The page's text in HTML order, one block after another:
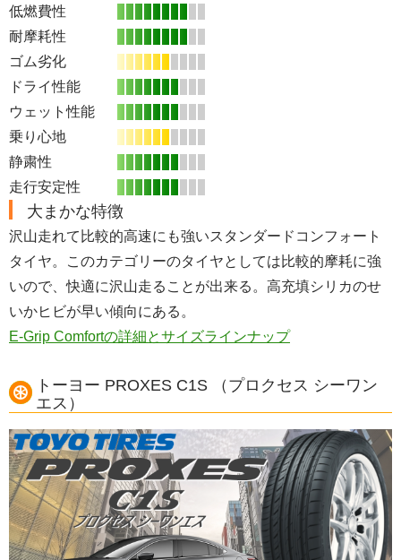
低燃費性
耐摩耗性
ゴム劣化
ドライ性能
ウェット性能
乗り心地
静粛性
走行安定性
大まかな特徴
沢山走れて比較的高速にも強いスタンダードコンフォート
タイヤ。このカテゴリーのタイヤとしては比較的摩耗に強
いので、快適に沢山走ることが出来る。高充填シリカのせ
いかヒビが早い傾向にある。
E-Grip Comfortの詳細とサイズラインナップ
トーヨー PROXES C1S （プロクセス シーワン
エス）